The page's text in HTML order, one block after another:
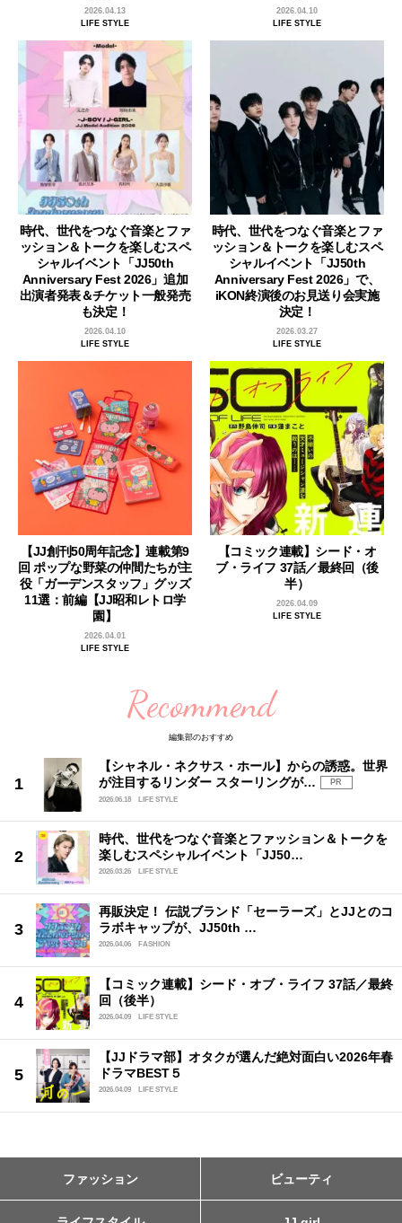
2026.04.13
LIFE STYLE
2026.04.10
LIFE STYLE
時代、世代をつなぐ音楽とファ
ッション＆トークを楽しむスペ
シャルイベント「JJ50th
Anniversary Fest 2026」追加
出演者発表＆チケット一般発売
も決定！
2026.04.10
LIFE STYLE
時代、世代をつなぐ音楽とファ
ッション＆トークを楽しむスペ
シャルイベント「JJ50th
Anniversary Fest 2026」で、
iKON終演後のお見送り会実施
決定！
2026.03.27
LIFE STYLE
【JJ創刊50周年記念】連載第9
回 ポップな野菜の仲間たちが主
役「ガーデンスタッフ」グッズ
11選：前編【JJ昭和レトロ学
園】
2026.04.01
LIFE STYLE
【コミック連載】シード・オ
ブ・ライフ 37話／最終回（後
半）
2026.04.09
LIFE STYLE
Recommend
編集部のおすすめ
【シャネル・ネクサス・ホール】からの誘惑。世界
が注目するリンダー スターリングが…
PR
2026.06.18
LIFE STYLE
時代、世代をつなぐ音楽とファッション＆トークを
楽しむスペシャルイベント「JJ50…
2026.03.26 LIFE STYLE
再販決定！ 伝説ブランド「セーラーズ」とJJとのコ
ラボキャップが、JJ50th …
2026.04.06 FASHION
【コミック連載】シード・オブ・ライフ 37話／最終
回（後半）
2026.04.09 LIFE STYLE
【JJドラマ部】オタクが選んだ絶対面白い2026年春
ドラマBEST５
2026.04.09 LIFE STYLE
ファッション ビューティ